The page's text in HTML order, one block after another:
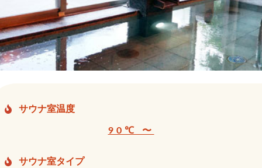
サウナ室温度
90℃ 〜
サウナ室タイプ